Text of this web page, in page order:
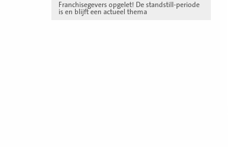
Franchisegevers opgelet! De standstill-periode
is en blijft een actueel thema